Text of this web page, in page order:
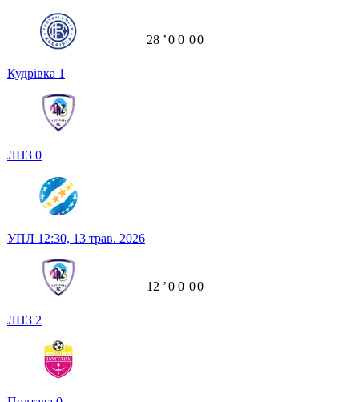
Кудрівка 1
ЛНЗ 0
28 ʼ0 0 00
УПЛ 12:30, 13 трав. 2026
ЛНЗ 2
12 ʼ0 0 00